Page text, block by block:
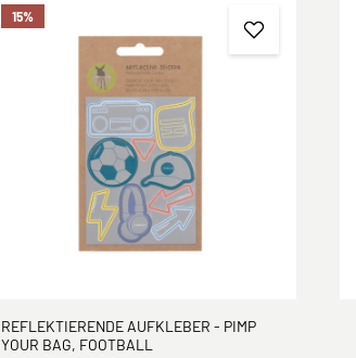
15%
REFLEKTIERENDE AUFKLEBER - PIMP
YOUR BAG, FOOTBALL